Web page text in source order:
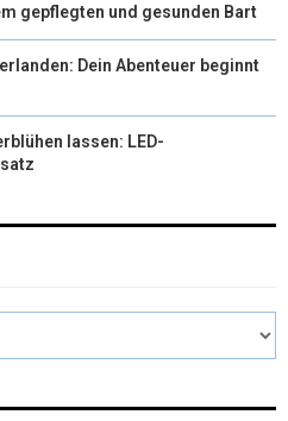
gepflegten und gesunden Bart
Dein Abenteuer beginnt
lassen: LED-